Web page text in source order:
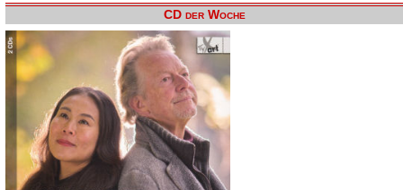
CD der Woche